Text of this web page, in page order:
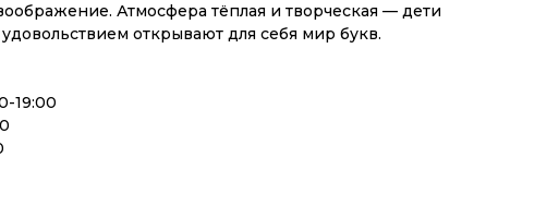
Атмосфера тёплая и творческая — дети
удовольствием открывают для себя мир букв.
19:00